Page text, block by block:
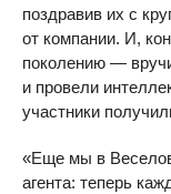
поздравив их с
от компании. И,
поколению —
и провели
участники
«Еще мы в
агента: теперь